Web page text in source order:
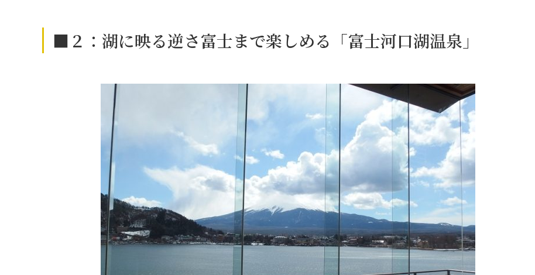
■２：湖に映る逆さ富士まで楽しめる「富士河口湖温泉」